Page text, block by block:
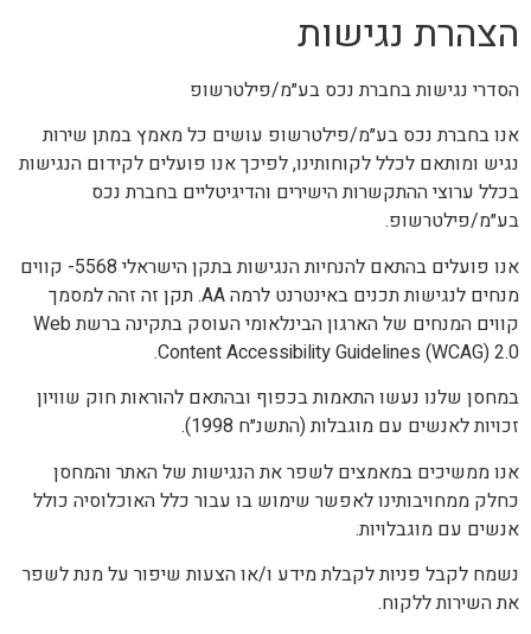
הצהרת נגישות
הסדרי נגישות בחברת נכס בע״מ/פילטרשופ
אנו בחברת נכס בע״מ/פילטרשופ עושים כל מאמץ במתן שירות
נגיש ומותאם לכלל לקוחותינו, לפיכך אנו פועלים לקידום הנגישות
בכלל ערוצי ההתקשרות הישירים והדיגיטליים בחברת נכס
בע״מ/פילטרשופ.
אנו פועלים בהתאם להנחיות הנגישות בתקן הישראלי 5568- קווים
מנחים לנגישות תכנים באינטרנט לרמה AA. תקן זה זהה למסמך
קווים המנחים של הארגון הבינלאומי העוסק בתקינה ברשת Web
Content Accessibility Guidelines (WCAG) 2.0.
במחסן שלנו נעשו התאמות בכפוף ובהתאם להוראות חוק שוויון
זכויות לאנשים עם מוגבלות (התשנ״ח 1998).
אנו ממשיכים במאמצים לשפר את הנגישות של האתר והמחסן
כחלק ממחויבותינו לאפשר שימוש בו עבור כלל האוכלוסיה כולל
אנשים עם מוגבלויות.
נשמח לקבל פניות לקבלת מידע ו/או הצעות שיפור על מנת לשפר
את השירות ללקוח.